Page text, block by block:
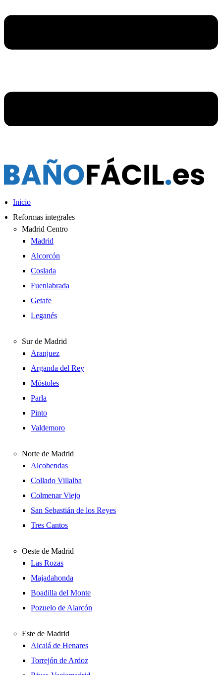
Inicio
Reformas integrales
Madrid Centro
Madrid
Alcorcón
Coslada
Fuenlabrada
Getafe
Leganés
Sur de Madrid
Aranjuez
Arganda del Rey
Móstoles
Parla
Pinto
Valdemoro
Norte de Madrid
Alcobendas
Collado Villalba
Colmenar Viejo
San Sebastián de los Reyes
Tres Cantos
Oeste de Madrid
Las Rozas
Majadahonda
Boadilla del Monte
Pozuelo de Alarcón
Este de Madrid
Alcalá de Henares
Torrejón de Ardoz